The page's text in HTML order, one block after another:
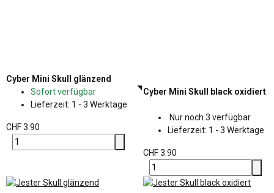
Cyber Mini Skull glänzend
Sofort verfügbar
Lieferzeit: 1 - 3 Werktage
CHF 3.90
Cyber Mini Skull black oxidiert
Nur noch 3 verfügbar
Lieferzeit: 1 - 3 Werktage
CHF 3.90